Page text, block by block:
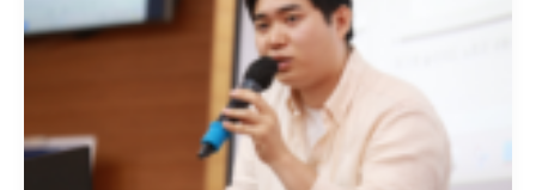
피
인